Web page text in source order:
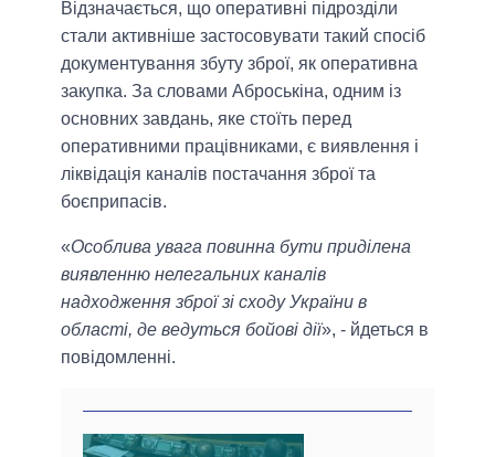
Відзначається, що оперативні підрозділи
стали активніше застосовувати такий спосіб
документування збуту зброї, як оперативна
закупка. За словами Аброськіна, одним із
основних завдань, яке стоїть перед
оперативними працівниками, є виявлення і
ліквідація каналів постачання зброї та
боєприпасів.
«Особлива увага повинна бути приділена
виявленню нелегальних каналів
надходження зброї зі сходу України в
області, де ведуться бойові дії», - йдеться в
повідомленні.